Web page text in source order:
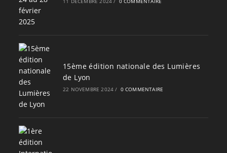
15ème édition nationale des Lumières
de Lyon
22 NOVEMBRE 2024 / 0 COMMENTAIRE